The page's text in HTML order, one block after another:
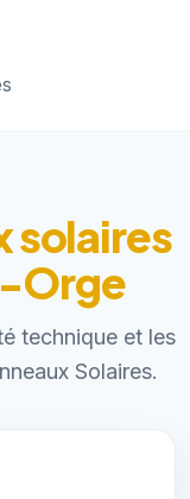
solaires
Orge
technique et les
Solaires.